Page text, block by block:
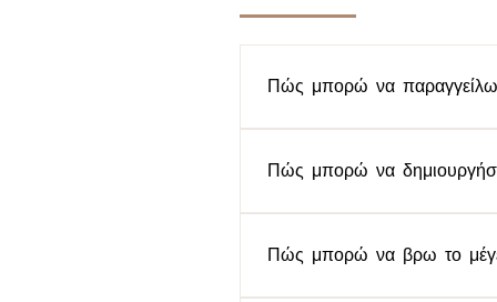
Πώς μπορώ να
μας στείλετε email στο
Πώς μπορώ να
(εικόνα) και θα μεταφερθείτε
Πώς μπορώ να βρω το